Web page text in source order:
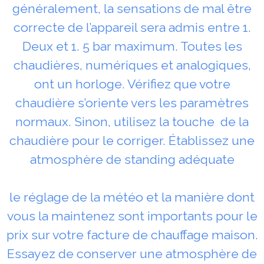
généralement, la sensations de mal être
correcte de l’appareil sera admis entre 1.
Deux et 1. 5 bar maximum. Toutes les
chaudières, numériques et analogiques,
ont un horloge. Vérifiez que votre
chaudière s’oriente vers les paramètres
normaux. Sinon, utilisez la touche de la
chaudière pour le corriger. Établissez une
atmosphère de standing adéquate
le réglage de la météo et la manière dont
vous la maintenez sont importants pour le
prix sur votre facture de chauffage maison.
Essayez de conserver une atmosphère de